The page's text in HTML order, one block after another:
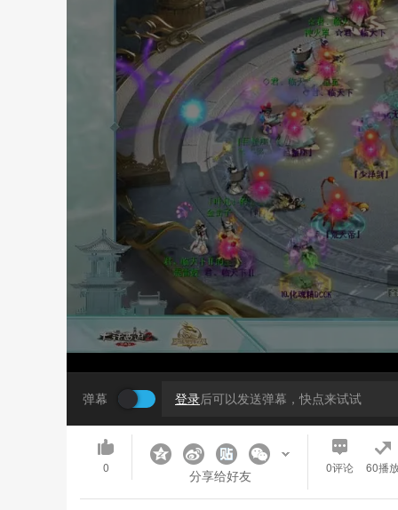
弹幕 登录后可以发送弹幕，快点来试试
0 分享给好友 0评论 60播